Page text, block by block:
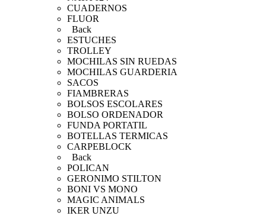
CUADERNOS
FLUOR
Back
ESTUCHES
TROLLEY
MOCHILAS SIN RUEDAS
MOCHILAS GUARDERIA
SACOS
FIAMBRERAS
BOLSOS ESCOLARES
BOLSO ORDENADOR
FUNDA PORTATIL
BOTELLAS TERMICAS
CARPEBLOCK
Back
POLICAN
GERONIMO STILTON
BONI VS MONO
MAGIC ANIMALS
IKER UNZU